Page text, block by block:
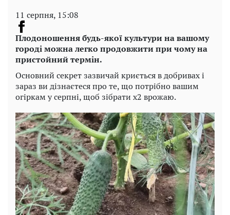
11 серпня, 15:08
Плодоношення будь-якої культури на вашому
городі можна легко продовжити при чому на
пристойний термін.
Основний секрет зазвичай криється в добривах і
зараз ви дізнаєтеся про те, що потрібно вашим
огіркам у серпні, щоб зібрати х2 врожаю.